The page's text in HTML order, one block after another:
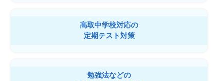
高取中学校対応の
定期テスト対策
勉強法などの